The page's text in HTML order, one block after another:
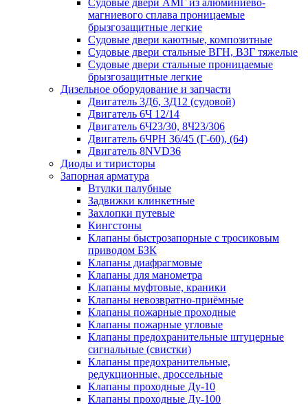
магниевого сплава проницаемые
брызгозащитные легкие
Судовые двери каютные, композитные
Судовые двери стальные ВГН, ВЗГ тяжелые
Судовые двери стальные проницаемые
брызгозащитные легкие
Дизельное оборудование и запчасти
Двигатель 3Д6, 3Д12 (судовой)
Двигатель 6Ч 12/14
Двигатель 6Ч23/30, 8Ч23/306
Двигатель 6ЧРН 36/45 (Г-60), (64)
Двигатель 8NVD36
Диоды и тиристоры
Запорная арматура
Втулки палубные
Задвижки клинкетные
Захлопки путевые
Кингстоны
Клапаны быстрозапорные с тросиковым
приводом БЗК
Клапаны диафрагмовые
Клапаны для манометра
Клапаны муфтовые, краники
Клапаны невозвратно-приёмные
Клапаны пожарные проходные
Клапаны пожарные угловые
Клапаны предохранительные штуцерные
сигнальные (свистки)
Клапаны предохранительные,
редукционные, дроссельные
Клапаны проходные Ду-10
Клапаны проходные Ду-100